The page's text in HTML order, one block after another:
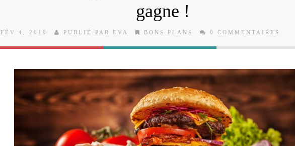
gagne !
FÉV 4, 2019 PUBLIÉ PAR EVA BONS PLANS 0 COMMENTAIRES